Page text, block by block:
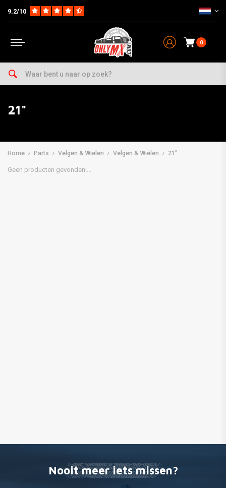
9.2/10
0
21"
Home Parts Velgen & Wielen Velgen & Wielen 21"
Geen producten gevonden!...
Nooit meer iets missen?